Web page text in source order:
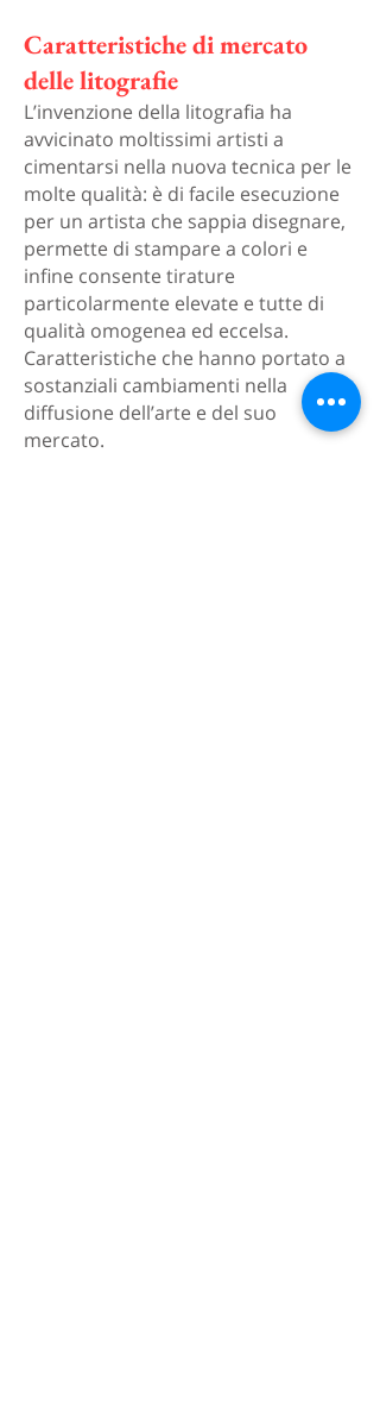
Caratteristiche di mercato
delle litografie
L’invenzione della litografia ha
avvicinato moltissimi artisti a
cimentarsi nella nuova tecnica per le
molte qualità: è di facile esecuzione
per un artista che sappia disegnare,
permette di stampare a colori e
infine consente tirature
particolarmente elevate e tutte di
qualità omogenea ed eccelsa.
Caratteristiche che hanno portato a
sostanziali cambiamenti nella
diffusione dell’arte e del suo
mercato.